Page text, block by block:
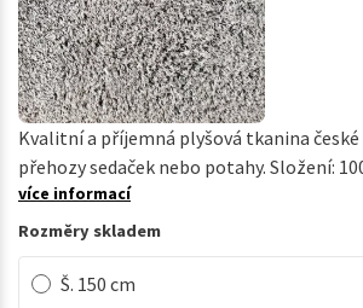
Kvalitní a příjemná plyšová tkanina české
přehozy sedaček nebo potahy. Složení:
více informací
Rozměry skladem
Š. 150 cm